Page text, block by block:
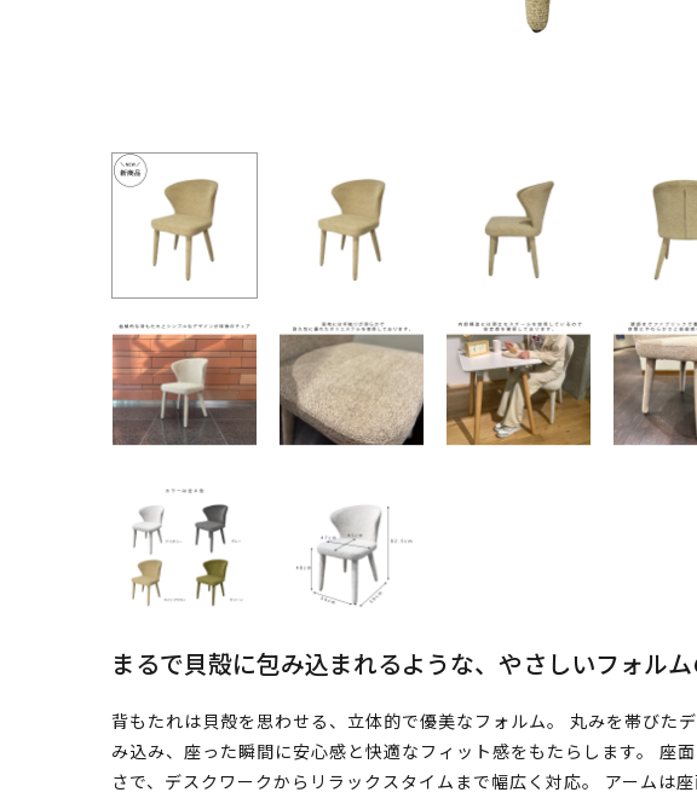
まるで貝殻に包み込まれるような、やさしいフォル
背もたれは貝殻を思わせる、立体的で優美なフォルム。 丸みを帯びた
み込み、座った瞬間に安心感と快適なフィット感をもたらします。 座
さで、デスクワークからリラックスタイムまで幅広く対応。 アームは